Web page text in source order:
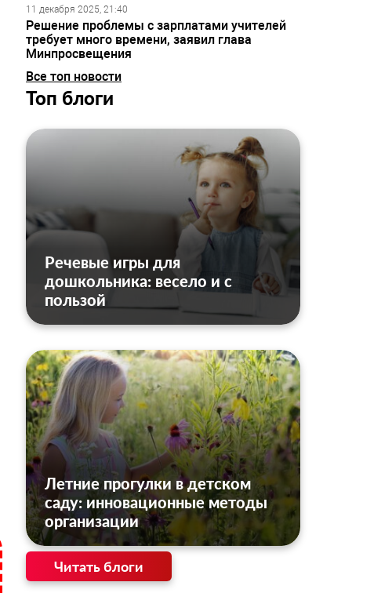
11 декабря 2025, 21:40
Решение проблемы с зарплатами учителей
требует много времени, заявил глава
Минпросвещения
Все топ новости
Топ блоги
Речевые игры для
дошкольника: весело и с
пользой
Летние прогулки в детском
саду: инновационные методы
организации
Читать блоги